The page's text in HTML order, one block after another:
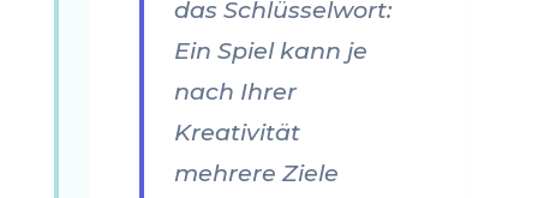
das Schlüsselwort:
Ein Spiel kann je
nach Ihrer
Kreativität
mehrere Ziele